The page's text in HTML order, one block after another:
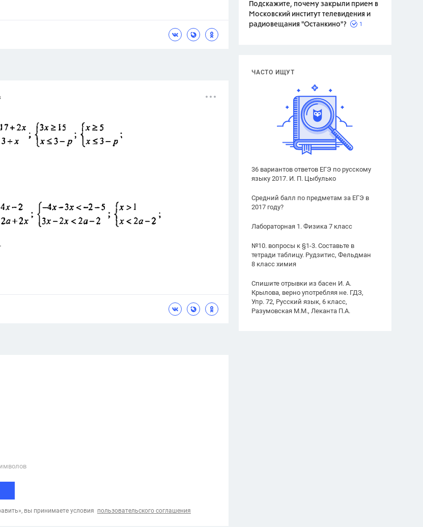
Подскажите, почему закрыли прием в
Московский институт телевидения и
радиовещания "Останкино"?
1
ЧАСТО ИЩУТ
36 вариантов ответов ЕГЭ по русскому
языку 2017. И. П. Цыбулько
Средний балл по предметам за ЕГЭ в
2017 году?
Лабораторная 1. Физика 7 класс
№10. вопросы к §1-3. Составьте в
тетради таблицу. Рудзитис, Фельдман
8 класс химия
Спишите отрывки из басен И. А.
Крылова, верно употребляя не. ГДЗ,
Упр. 72, Русский язык, 6 класс,
Разумовская М.М., Леканта П.А.
вы принимаете условия пользовательского соглашения